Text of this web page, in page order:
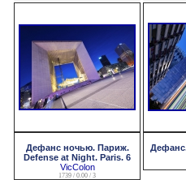
Дефанс ночью. Париж.
Defense at Night. Paris. 6
VicColon
1739 / 0.00 / 3